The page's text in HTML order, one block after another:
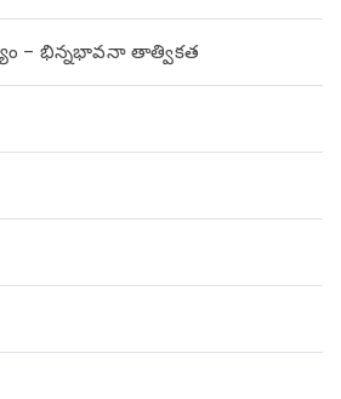
– భిన్నభావనా తాత్వికత